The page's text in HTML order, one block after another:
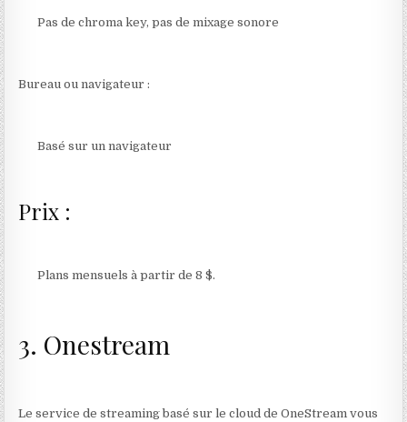
Pas de chroma key, pas de mixage sonore
Bureau ou navigateur :
Basé sur un navigateur
Prix :
Plans mensuels à partir de 8 $.
3. Onestream
Le service de streaming basé sur le cloud de OneStream vous